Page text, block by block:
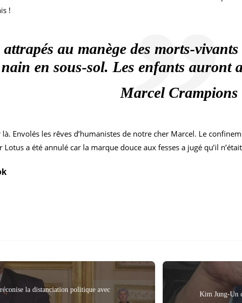
!
au manège des morts-
en sous-sol. Les enfants auront
Marcel Crampions
Envolés les rêves d’humanistes de notre cher Marcel. Le
a été annulé car la marque douce aux fesses a jugé qu’il
la distanciation politique avec
Kim Jung-Un